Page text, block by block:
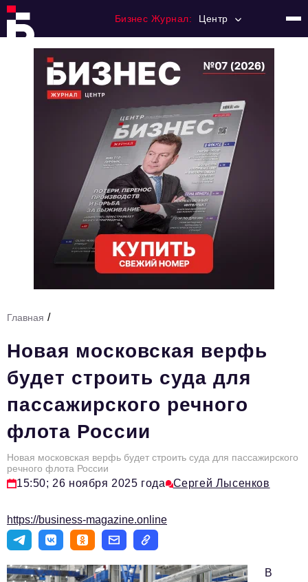
Бизнес Журнал: Центр
Регулирование
Премия "Тульский Бизнес"
История тульского предпринимательства
Тема номера
HR
Персона номера
Инфраструктура развития
Технологии и тренды
Туризм
Мероприятия
Главная /
Новая московская верфь
будет строить суда для
пассажирского речного
флота России
Новая московская верфь будет строить суда для пассажирского
речного флота России
15:50; 26 ноября 2025 года Сергей Лысенков
https://business-magazine.online
В